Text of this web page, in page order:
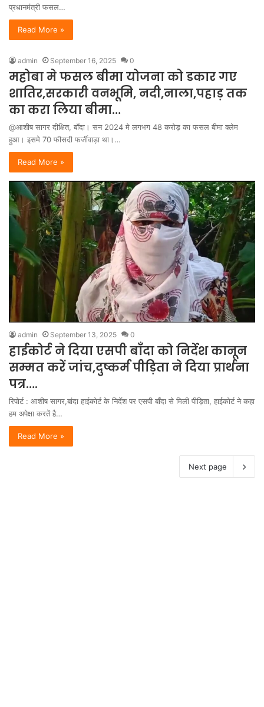
प्रधानमंत्री फसल…
Read More »
admin September 16, 2025 0
महोबा मे फसल बीमा योजना को डकार गए
शातिर,सरकारी वनभूमि, नदी,नाला,पहाड़ तक
का करा लिया बीमा…
@आशीष सागर दीक्षित, बाँदा। सन 2024 मे लगभग 48 करोड़ का फसल बीमा क्लेम
हुआ। इसमे 70 फीसदी फर्जीवाड़ा था।…
Read More »
admin September 13, 2025 0
हाईकोर्ट ने दिया एसपी बाँदा को निर्देश कानून
सम्मत करें जांच,दुष्कर्म पीड़िता ने दिया प्रार्थना
पत्र….
रिपोर्ट : आशीष सागर,बांदा हाईकोर्ट के निर्देश पर एसपी बाँदा से मिली पीड़िता, हाईकोर्ट ने कहा
हम अपेक्षा करतें है…
Read More »
Next page